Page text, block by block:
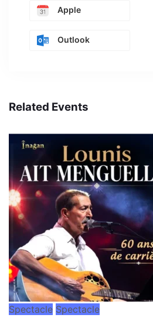
Apple
Outlook
Related Events
Spectacle Spectacle